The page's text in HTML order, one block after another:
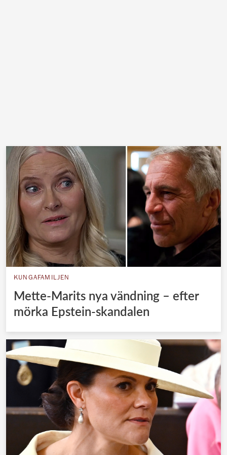
KUNGAFAMILJEN
Mette-Marits nya vändning – efter
mörka Epstein-skandalen